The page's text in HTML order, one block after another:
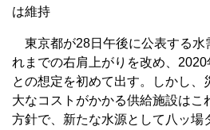
は維持
東京都が28日午後に公表する水
れまでの右肩上がりを改め、
との想定を初めて出す。しかし、
大なコストがかかる供給施設はこ
方針で、新たな水源として八ッ場